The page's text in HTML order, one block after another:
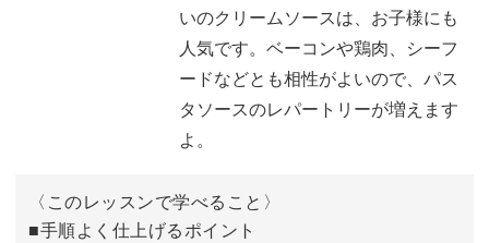
09:55
11:45
麺とソースを合わせる 12:42
完成♪
いのクリームソースは、お子様にも
人気です。ベーコンや鶏肉、シーフ
ードなどとも相性がよいので、パス
タソースのレパートリーが増えます
よ。
〈このレッスンで学べること〉
■手順よく仕上げるポイント